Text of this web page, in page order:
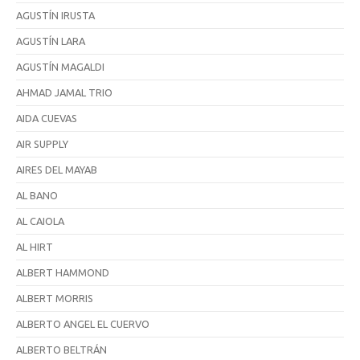
AGUSTÍN IRUSTA
AGUSTÍN LARA
AGUSTÍN MAGALDI
AHMAD JAMAL TRIO
AIDA CUEVAS
AIR SUPPLY
AIRES DEL MAYAB
AL BANO
AL CAIOLA
AL HIRT
ALBERT HAMMOND
ALBERT MORRIS
ALBERTO ANGEL EL CUERVO
ALBERTO BELTRÁN